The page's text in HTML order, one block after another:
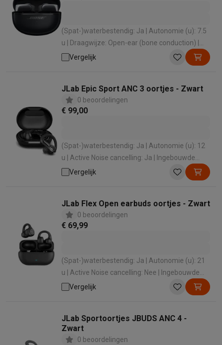
(Spat-)waterbestendig: Ja | Autonomie (u): 7.5
u | Draagwijze: Open-ear (bone conduction) |
Active Noise cancelling: Nee | Ingebouwde
Vergelijk
JLab Epic Sport ANC 3 oortjes - Zwart
0 beoordelingen
€ 99,00
(Spat-)waterbestendig: Ja | Autonomie (u): 12
u | Active Noise cancelling: Ja | Ingebouwde
microfoon: Ja
Vergelijk
JLab Flex Open earbuds oortjes - Zwart
0 beoordelingen
€ 69,99
(Spat-)waterbestendig: Ja | Autonomie (u): 21
u | Active Noise cancelling: Nee | Ingebouwde
microfoon: Ja | Functionaliteiten:
Vergelijk
JLab Sportoortjes JBUDS ANC 4 -
Zwart
0 beoordelingen